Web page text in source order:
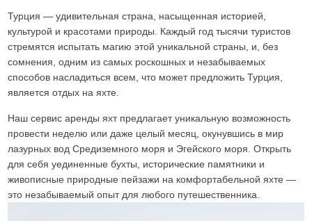
Турция — удивительная страна, насыщенная историей,
культурой и красотами природы. Каждый год тысячи туристов
стремятся испытать магию этой уникальной страны, и, без
сомнения, одним из самых роскошных и незабываемых
способов насладиться всем, что может предложить Турция,
является отдых на яхте.
Наш сервис аренды яхт предлагает уникальную возможность
провести неделю или даже целый месяц, окунувшись в мир
лазурных вод Средиземного моря и Эгейского моря. Открыть
для себя уединенные бухты, исторические памятники и
живописные природные пейзажи на комфортабельной яхте —
это незабываемый опыт для любого путешественника.